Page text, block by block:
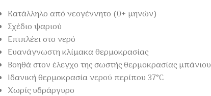
Κατάλληλο από νεογέννητο (0+ μηνών)
Σχέδιο ψαριού
Επιπλέει στο νερό
Ευανάγνωστη κλίμακα θερμοκρασίας
Βοηθά στον έλεγχο της σωστής θερμοκρασίας μπάνιου
Ιδανική θερμοκρασία νερού περίπου 37°C
Χωρίς υδράργυρο